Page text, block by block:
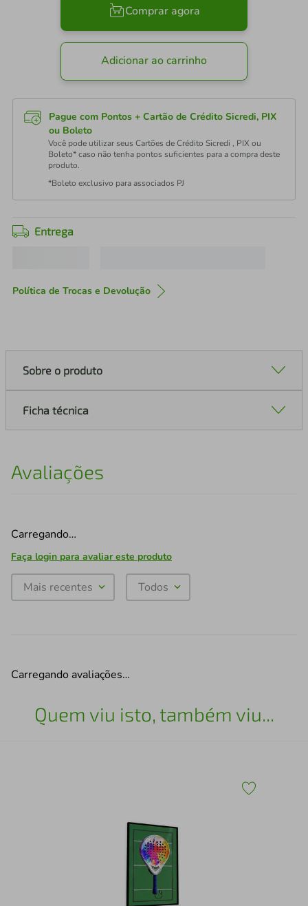
Comprar agora
Adicionar ao carrinho
Pague com Pontos + Cartão de Crédito Sicredi, PIX
ou Boleto
Você pode utilizar seus Cartões de Crédito Sicredi , PIX ou
Boleto* caso não tenha pontos suficientes para a compra deste
produto.
*Boleto exclusivo para associados PJ
Entrega
Política de Trocas e Devolução
Sobre o produto
Ficha técnica
Avaliações
Carregando…
Faça login para avaliar este produto
Mais recentes Todos
Carregando avaliações…
Quem viu isto, também viu...